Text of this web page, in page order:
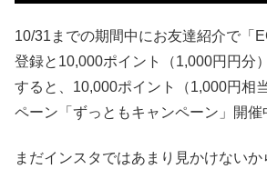
10/31までの期間中にお友達紹介で「
登録と10,000ポイント（1,000円円分
すると、10,000ポイント（1,000円相
ペーン「ずっともキャンペーン」開催
まだインスタではあまり見かけない